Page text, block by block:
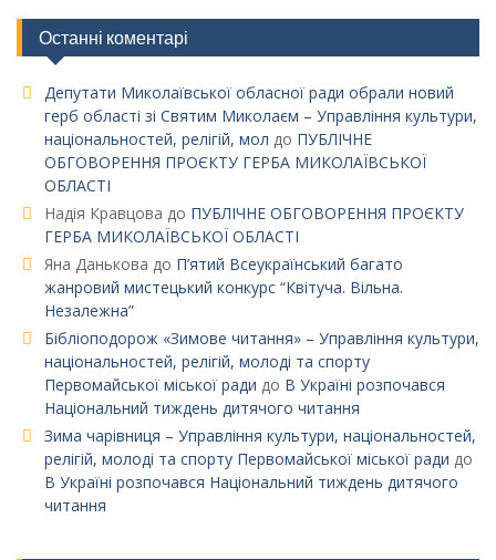
Останні коментарі
Депутати Миколаївської обласної ради обрали новий
герб області зі Святим Миколаєм – Управління культури,
національностей, релігій, мол до ПУБЛІЧНЕ
ОБГОВОРЕННЯ ПРОЄКТУ ГЕРБА МИКОЛАЇВСЬКОЇ
ОБЛАСТІ
Надія Кравцова до ПУБЛІЧНЕ ОБГОВОРЕННЯ ПРОЄКТУ
ГЕРБА МИКОЛАЇВСЬКОЇ ОБЛАСТІ
Яна Данькова до П’ятий Всеукраїнський багато
жанровий мистецький конкурс “Квітуча. Вільна.
Незалежна”
Бібліоподорож «Зимове читання» – Управління культури,
національностей, релігій, молоді та спорту
Первомайської міської ради до В Україні розпочався
Національний тиждень дитячого читання
Зима чарівниця – Управління культури, національностей,
релігій, молоді та спорту Первомайської міської ради до
В Україні розпочався Національний тиждень дитячого
читання